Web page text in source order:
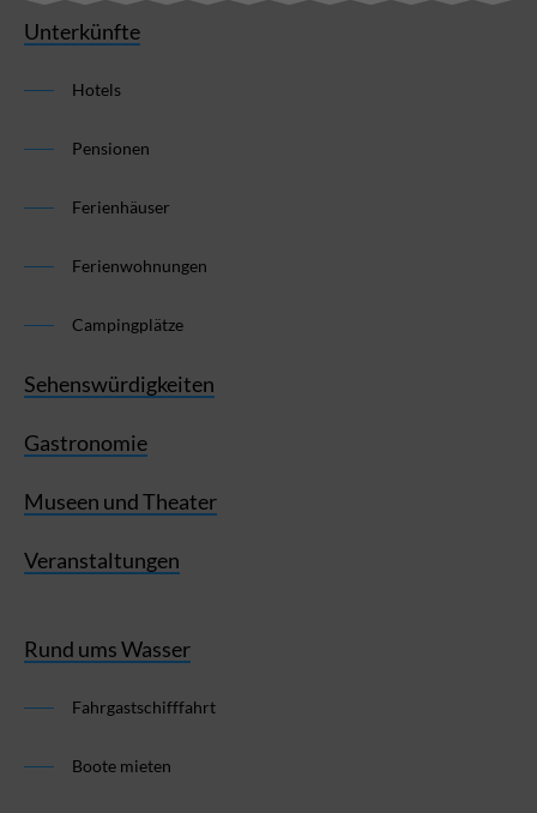
Unterkünfte
Hotels
Pensionen
Ferienhäuser
Ferienwohnungen
Campingplätze
Sehenswürdigkeiten
Gastronomie
Museen und Theater
Veranstaltungen
Rund ums Wasser
Fahrgastschifffahrt
Boote mieten